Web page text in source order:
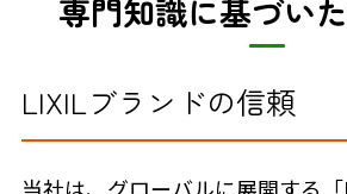
専門知識に基づい
LIXILブランドの信頼
当社は、グローバルに展開する